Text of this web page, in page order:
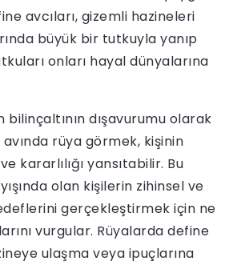
avcıları, gizemli hazineleri
büyük bir tutkuyla yanıp
onları hayal dünyalarına
bilinçaltının dışavurumu olarak
rüya görmek, kişinin
kararlılığı yansıtabilir. Bu
olan kişilerin zihinsel ve
gerçekleştirmek için ne
vurgular. Rüyalarda define
ulaşma veya ipuçlarına